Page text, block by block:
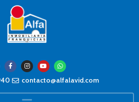
contacto@alfalavid.com